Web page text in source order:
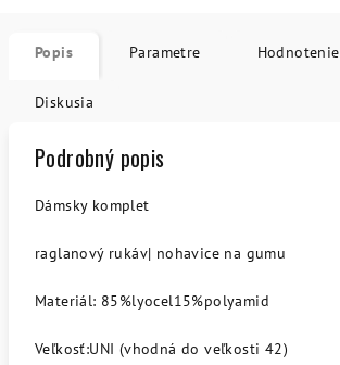
Popis Parametre Hodnotenie
Diskusia
Podrobný popis
Dámsky komplet
raglanový rukáv| nohavice na gumu
Materiál: 85%lyocel15%polyamid
Veľkosť:UNI (vhodná do veľkosti 42)